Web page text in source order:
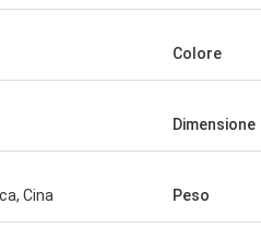
Colore
Dimensione
Cina Peso